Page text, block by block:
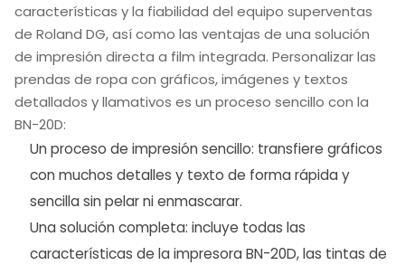
características y la fiabilidad del equipo superventas
de Roland DG, así como las ventajas de una solución
de impresión directa a film integrada. Personalizar las
prendas de ropa con gráficos, imágenes y textos
detallados y llamativos es un proceso sencillo con la
BN-20D:
Un proceso de impresión sencillo: transfiere gráficos
con muchos detalles y texto de forma rápida y
sencilla sin pelar ni enmascarar.
Una solución completa: incluye todas las
características de la impresora BN-20D, las tintas de